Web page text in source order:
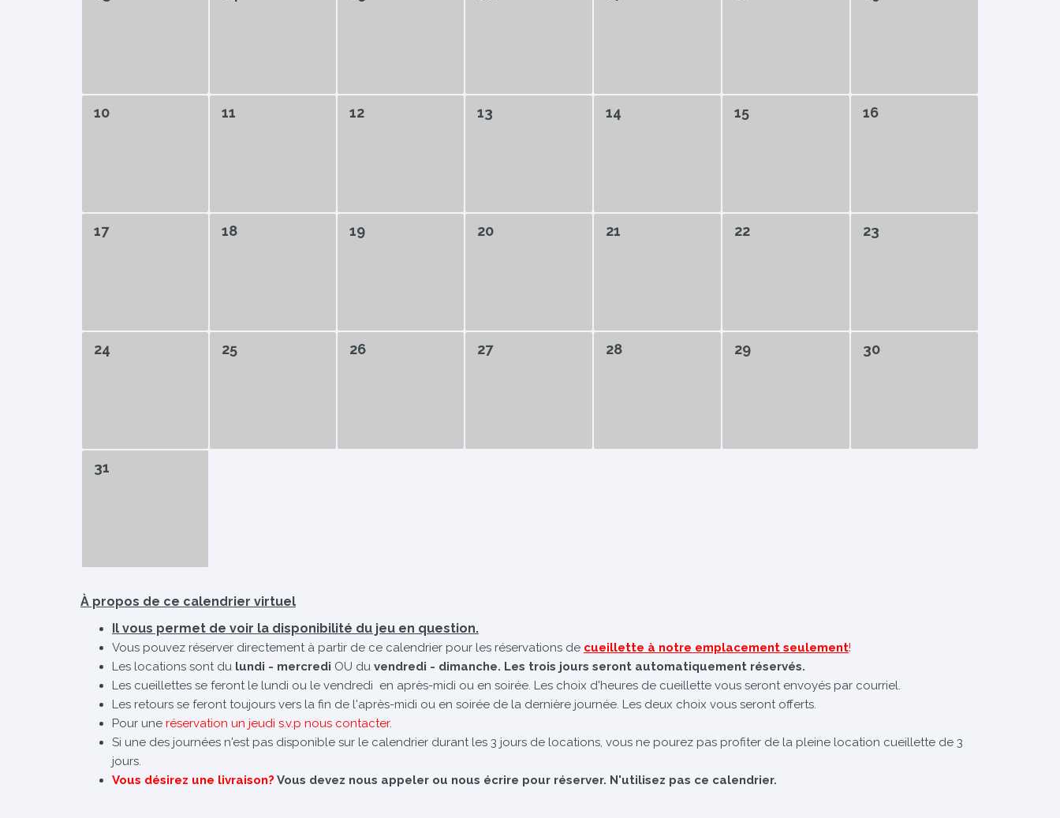
10 11 12 13 14 15 16
17 18 19 20 21 22 23
24 25 26 27 28 29 30
31
À propos de ce calendrier virtuel
Il vous permet de voir la disponibilité du jeu en question.
Vous pouvez réserver directement à partir de ce calendrier pour les réservations de cueillette à notre emplacement seulement!
Les locations sont du lundi - mercredi OU du vendredi - dimanche. Les trois jours seront automatiquement réservés.
Les cueillettes se feront le lundi ou le vendredi en après-midi ou en soirée. Les choix d'heures de cueillette vous seront envoyés par courriel.
Les retours se feront toujours vers la fin de l'après-midi ou en soirée de la dernière journée. Les deux choix vous seront offerts.
Pour une réservation un jeudi s.v.p nous contacter.
Si une des journées n'est pas disponible sur le calendrier durant les 3 jours de locations, vous ne pourez pas profiter de la pleine location cueillette de 3
jours.
Vous désirez une livraison? Vous devez nous appeler ou nous écrire pour réserver. N'utilisez pas ce calendrier.